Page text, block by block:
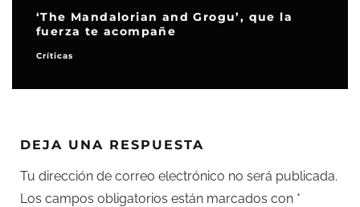
‘The Mandalorian and Grogu’, que la
fuerza te acompañe
Críticas
DEJA UNA RESPUESTA
Tu dirección de correo electrónico no será publicada.
Los campos obligatorios están marcados con *